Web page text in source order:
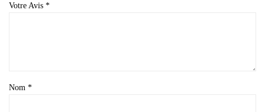
Votre Avis *
Nom *